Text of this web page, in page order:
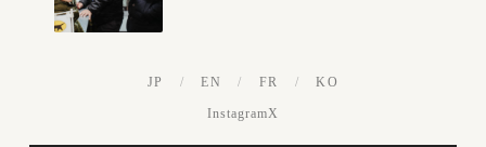
JP / EN / FR / KO
InstagramX